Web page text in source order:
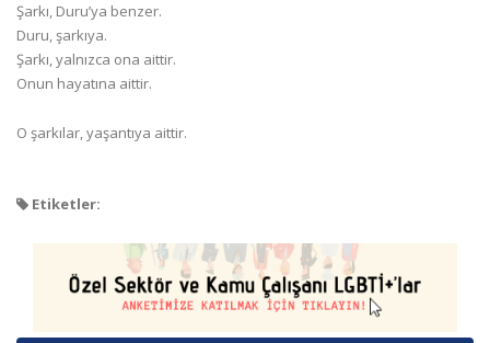
Şarkı, Duru’ya benzer.
Duru, şarkıya.
Şarkı, yalnızca ona aittir.
Onun hayatına aittir.
O şarkılar, yaşantıya aittir.
Etiketler: